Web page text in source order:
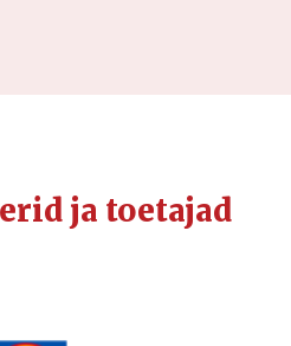
ja toetajad